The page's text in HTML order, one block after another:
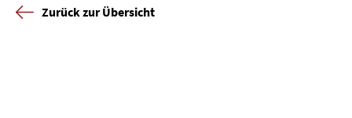
Zurück zur Übersicht
Newsletter Datenschutz